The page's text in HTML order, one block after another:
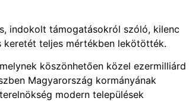
indokolt támogatásokról szóló, kilenc
teljes mértékben lekötötték.
köszönhetően közel ezermilliárd
Magyarország kormányának
modern települések